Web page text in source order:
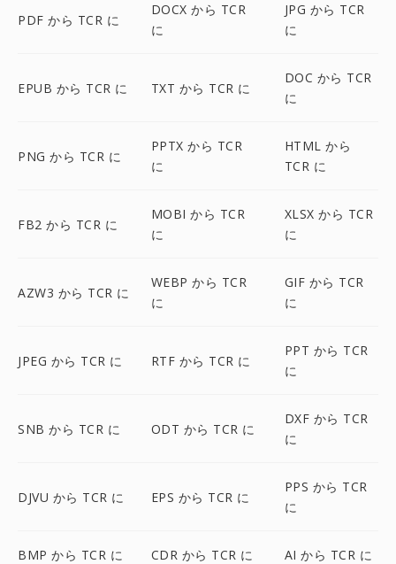
PDF から TCR に
DOCX から TCR
に
JPG から TCR
に
EPUB から TCR に TXT から TCR に
DOC から TCR
に
PNG から TCR に
PPTX から TCR
に
HTML から
TCR に
FB2 から TCR に
MOBI から TCR
に
XLSX から TCR
に
AZW3 から TCR に
WEBP から TCR
に
GIF から TCR
に
JPEG から TCR に RTF から TCR に
PPT から TCR
に
SNB から TCR に ODT から TCR に
DXF から TCR
に
DJVU から TCR に EPS から TCR に
PPS から TCR
に
BMP から TCR に CDR から TCR に AI から TCR に